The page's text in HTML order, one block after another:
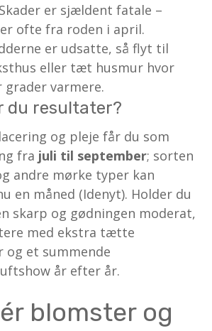
Skader er sjældent fatale –
ofte fra roden i april.
er udsatte, så flyt til
eller tæt husmur hvor
varmere.
du resultater?
og pleje får du som
fra juli til september; sorten
andre mørke typer kan
en måned (Idenyt). Holder du
skarp og gødningen moderat,
med ekstra tætte
og et summende
år efter år.
blomster og